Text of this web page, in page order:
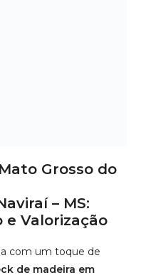
de lazer, o deck alia
dia a dia.
de madeira
Naviraíé conhecida por